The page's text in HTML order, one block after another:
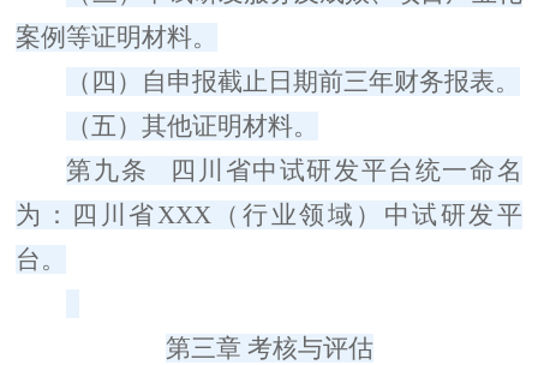
案例等证明材料。
（四）
自申报截止日期前三年财务报表。
（五）其他证明材料。
第九条
四川省中试研发平台统一命名
为：四川省XXX（ 行业领域 ） 中试研发平
台。
第三章 考核与评估